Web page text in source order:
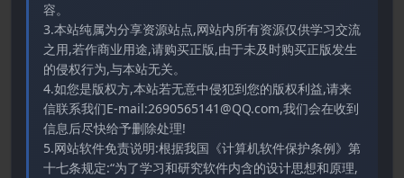
容。
3.本站纯属为分享资源站点,网站内所有资源仅供学习交流
之用,若作商业用途,请购买正版,由于未及时购买正版发生
的侵权行为,与本站无关。
4.如您是版权方,本站若无意中侵犯到您的版权利益,请来
信联系我们E-mail:2690565141@QQ.com,我们会在收到
信息后尽快给予删除处理!
5.网站软件免责说明:根据我国《计算机软件保护条例》第
十七条规定:“为了学习和研究软件内含的设计思想和原理,